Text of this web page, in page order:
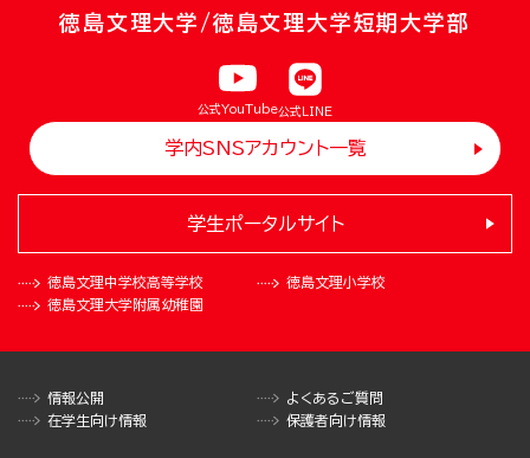
徳島文理大学/徳島文理大学短期大学部
公式YouTube公式LINE
学内SNSアカウント一覧
徳島文理中学校高等学校
徳島文理小学校
徳島文理大学附属幼稚園
学生ポータルサイト
情報公開
よくあるご質問
在学生向け情報
保護者向け情報